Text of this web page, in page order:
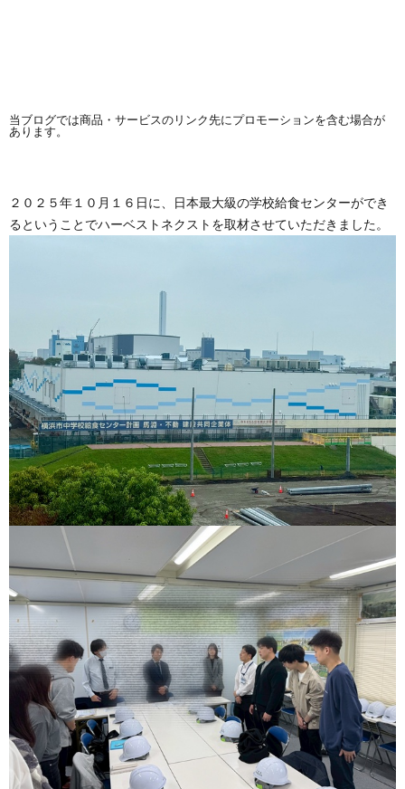
当ブログでは商品・サービスのリンク先にプロモーションを含む場合が
あります。
２０２５年１０月１６日に、日本最大級の学校給食センターができ
るということでハーベストネクストを取材させていただきました。